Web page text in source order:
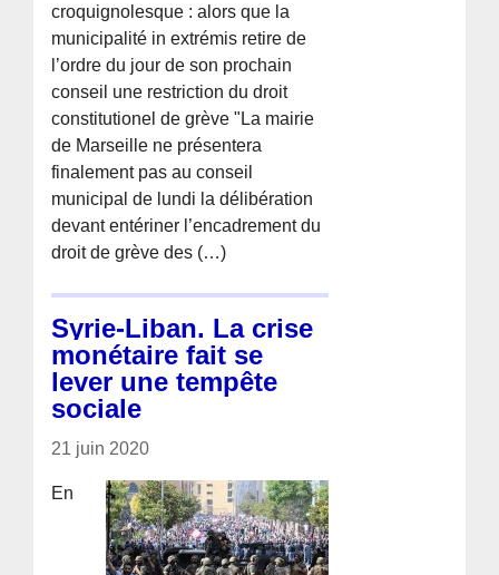
croquignolesque : alors que la
municipalité in extrémis retire de
l’ordre du jour de son prochain
conseil une restriction du droit
constitutionel de grève "La mairie
de Marseille ne présentera
finalement pas au conseil
municipal de lundi la délibération
devant entériner l’encadrement du
droit de grève des (…)
Syrie-Liban. La crise
monétaire fait se
lever une tempête
sociale
21 juin 2020
En